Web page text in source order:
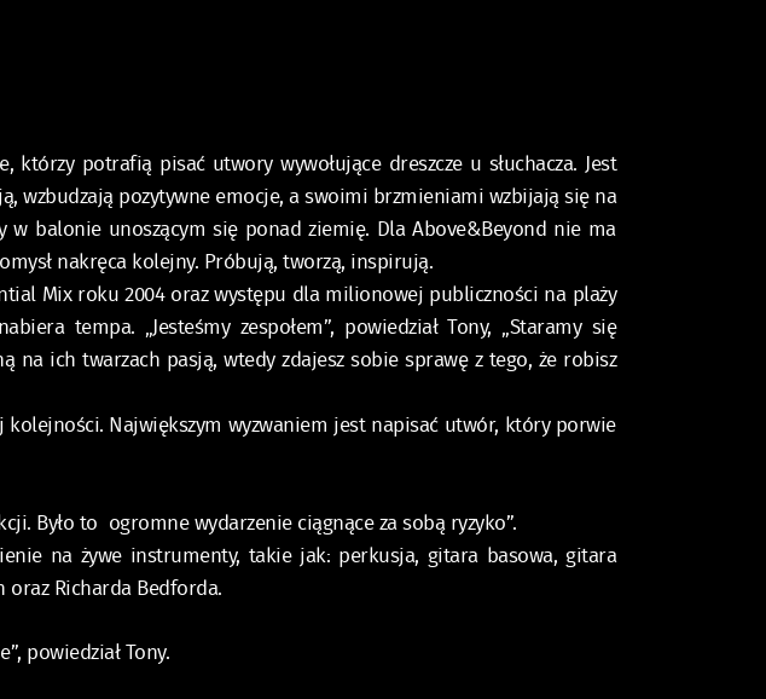
potrafią pisać utwory wywołujące dreszcze u słuchacza. Jest
wzbudzają pozytywne emocje, a swoimi brzmieniami wzbijają się na
w balonie unoszącym się ponad ziemię. Dla Above&Beyond nie ma
nakręca kolejny. Próbują, tworzą, inspirują.
Mix roku 2004 oraz występu dla milionowej publiczności na plaży
tempa. „Jesteśmy zespołem”, powiedział Tony, „Staramy się
na ich twarzach pasją, wtedy zdajesz sobie sprawę z tego, że robisz
Największym wyzwaniem jest napisać utwór, który porwie
Było to ogromne wydarzenie ciągnące za sobą ryzyko”.
na żywe instrumenty, takie jak: perkusja, gitara basowa, gitara
oraz Richarda Bedforda.
powiedział Tony.